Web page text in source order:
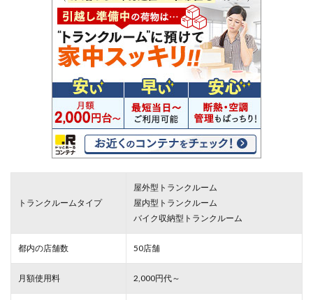
トランクルームタイプ
屋外型トランクルーム
屋内型トランクルーム
バイク収納型トランクルーム
都内の店舗数 50店舗
月額使用料 2,000円代～